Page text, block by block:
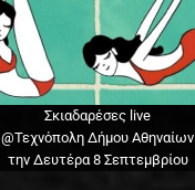
Σκιαδαρέσες live
@Τεχνόπολη Δήμου Αθηναίων
την Δευτέρα 8 Σεπτεμβρίου